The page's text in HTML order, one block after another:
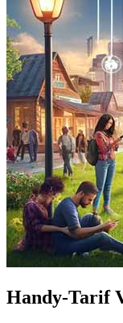
Handy-Tarif